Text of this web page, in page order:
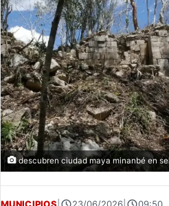
descubren ciudad maya minanbé en